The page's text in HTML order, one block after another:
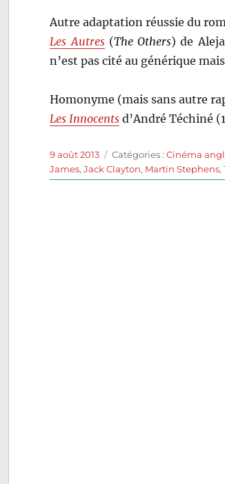
Autre adaptation réussie du
Les Autres(The Others) de
n’est pas cité au générique
Homonyme (mais sans autre
Les Innocents d’André Téchiné
Publié
le
9 août 2013 Catégories
Catégories :Cinéma
James,Jack Clayton, Martin Stephens,